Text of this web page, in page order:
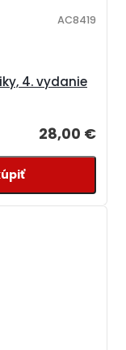
4. vydanie
AC8419
28,00 €